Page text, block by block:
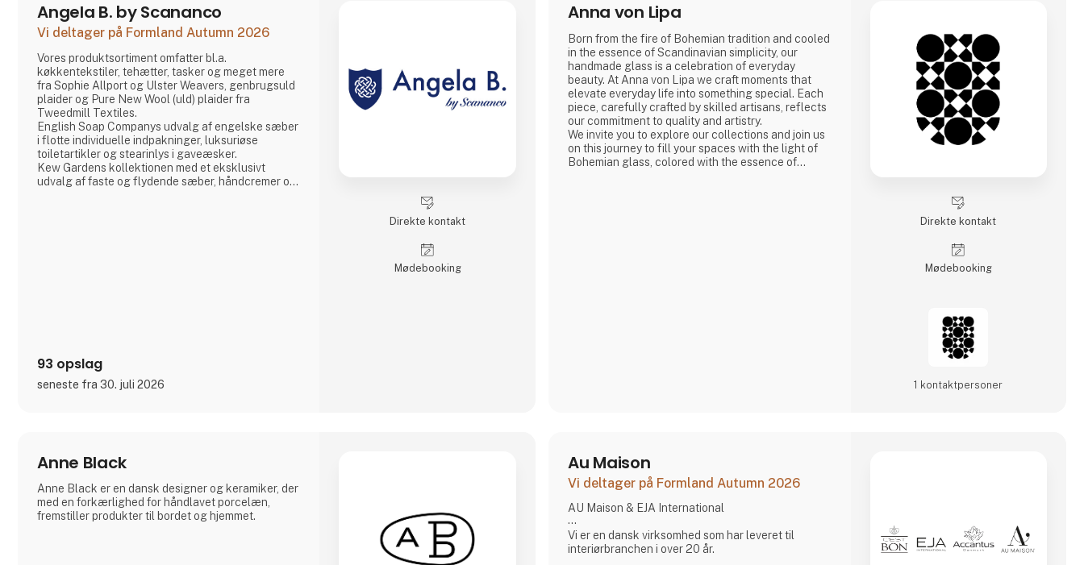
Angela B. by Scananco
Vi deltager på Formland Autumn 2026
Vores produktsortiment omfatter bl.a.
køkkentekstiler, tehætter, tasker og meget mere
fra Sophie Allport og Ulster Weavers, genbrugsuld
plaider og Pure New Wool (uld) plaider fra
Tweedmill Textiles.
English Soap Companys udvalg af engelske sæber
i flotte individuelle indpakninger, luksuriøse
toiletartikler og stearinlys i gaveæsker.
Kew Gardens kollektionen med et eksklusivt
udvalg af faste og flydende sæber, håndcremer og
93 opslag
seneste fra 30. juli 2026
Direkte kontakt
Møde­booking
Anna von Lipa
Born from the fire of Bohemian tradition and cooled
in the essence of Scandinavian simplicity, our
handmade glass is a celebration of everyday
beauty. At Anna von Lipa we craft moments that
elevate everyday life into something special. Each
piece, carefully crafted by skilled artisans, reflects
our commitment to quality and artistry.
We invite you to explore our collections and join us
on this journey to fill your spaces with the light of
Bohemian glass, colored with the essence of
Direkte kontakt
Møde­booking
1 kontakt­personer
Anne Black
Anne Black er en dansk designer og keramiker, der
med en forkærlighed for håndlavet porcelæn,
fremstiller produkter til bordet og hjemmet.
Au Maison
Vi deltager på Formland Autumn 2026
AU Maison & EJA International
Vi er en dansk virksomhed som har leveret til
interiørbranchen i over 20 år.